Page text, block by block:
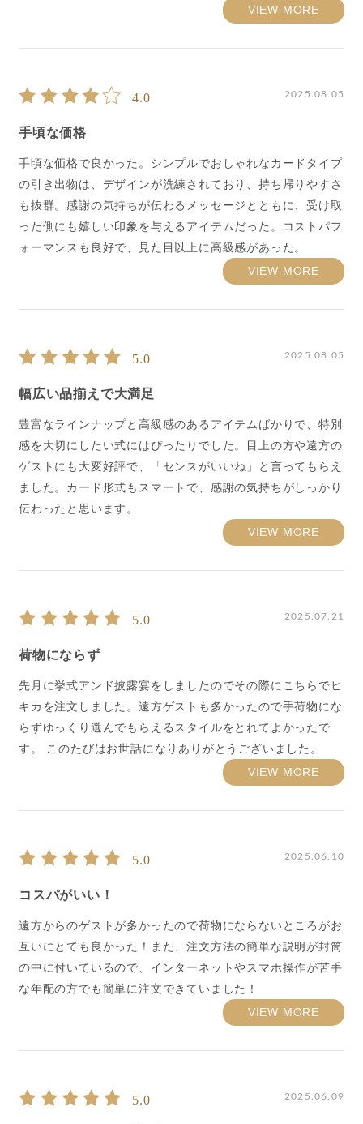
VIEW MORE
4.0
手頃な価格
2025.08.05
手頃な価格で良かった。シンプルでおしゃれなカードタイプ
の引き出物は、デザインが洗練されており、持ち帰りやすさ
も抜群。感謝の気持ちが伝わるメッセージとともに、受け取
った側にも嬉しい印象を与えるアイテムだった。コストパフ
ォーマンスも良好で、見た目以上に高級感があった。
VIEW MORE
5.0
幅広い品揃えで大満足
2025.08.05
豊富なラインナップと高級感のあるアイテムばかりで、特別
感を大切にしたい式にはぴったりでした。目上の方や遠方の
ゲストにも大変好評で、「センスがいいね」と言ってもらえ
ました。カード形式もスマートで、感謝の気持ちがしっかり
伝わったと思います。
VIEW MORE
5.0
荷物にならず
2025.07.21
先月に挙式アンド披露宴をしましたのでその際にこちらでヒ
キカを注文しました。遠方ゲストも多かったので手荷物にな
らずゆっくり選んでもらえるスタイルをとれてよかったで
す。 このたびはお世話になりありがとうございました。
VIEW MORE
5.0
コスパがいい！
2025.06.10
遠方からのゲストが多かったので荷物にならないところがお
互いにとても良かった！また、注文方法の簡単な説明が封筒
の中に付いているので、インターネットやスマホ操作が苦手
な年配の方でも簡単に注文できていました！
VIEW MORE
5.0 2025.06.09